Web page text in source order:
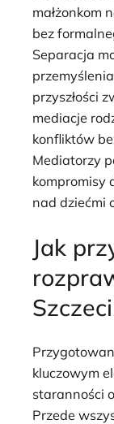
małżonkom
bez
Separacja
przyszłości
mediacje
konfliktów
Mediatorzy
kompromisy
nad dziećmi
Jak
kluczowym
staranności
Przede